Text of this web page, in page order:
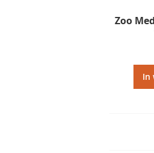
Zoo
In